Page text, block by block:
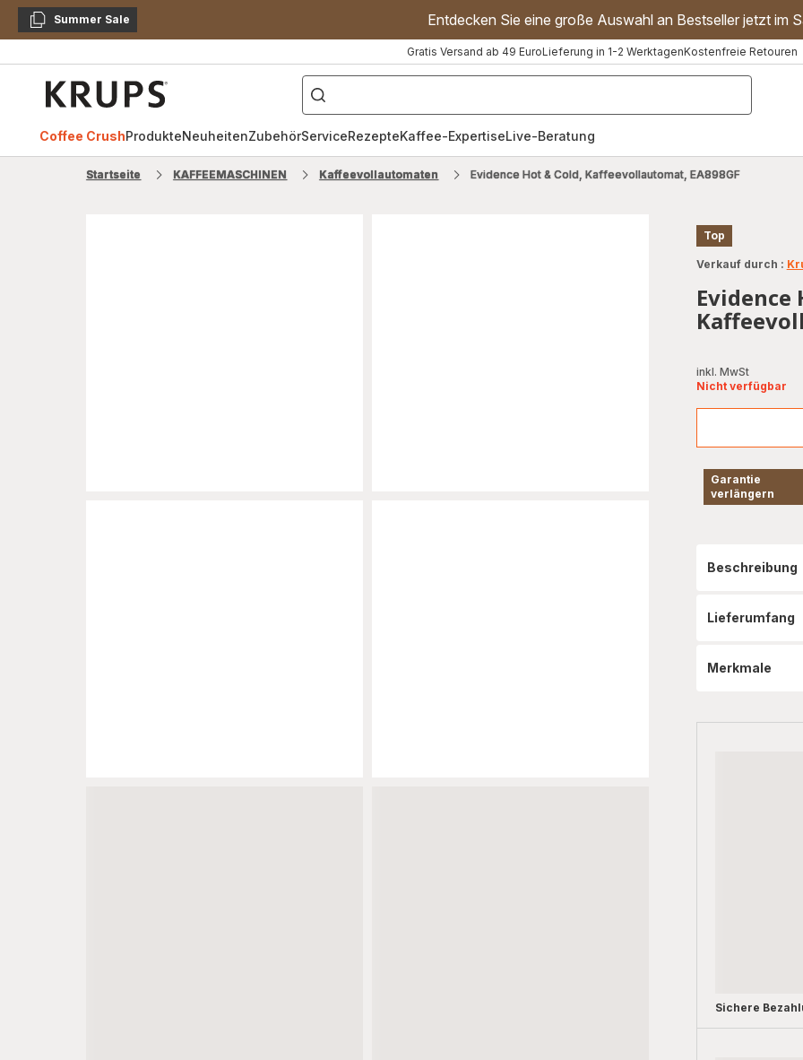
KopierenSummer Sale Entdecken Sie eine große Auswahl an Bestseller jetzt im
Gratis Versand ab 49 EuroLieferung in 1-2 WerktagenKostenfreie Retouren
["Kaffeevollautomat","Handmixer","Waffeleisen"]
Coffee CrushProdukteNeuheitenZubehörServiceRezepteKaffee-ExpertiseLive-Beratung
Startseite KAFFEEMASCHINEN Kaffeevollautomaten Evidence Hot & Cold, Kaffeevollautomat, EA898GF
Top
Verkauf durch :
Evidence
inkl. MwSt
Nicht verfügbar
Garantie
verlängern
Beschreibung
Lieferumfang
Merkmale
Sichere